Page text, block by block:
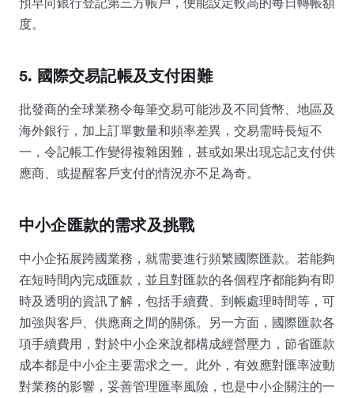
度。
5. 國際交易記帳及支付困難
批發商的全球業務令每筆交易可能涉及不同貨幣、地區及
海外銀行，加上訂單數量和頻率差異，交易需時長短不
一，令記帳工作變得複雜困難，甚或如果出現忘記支付供
應商、或提醒客戶支付的情況亦不足為奇。
中小企匯款的需求及挑戰
中小企拓展跨國業務，就需要進行頻繁國際匯款。若能夠
在短時間內完成匯款，並且對匯款的各個程序都能夠有即
時及透明的資訊了解，包括手續費、到帳處理時間等，可
加強與客戶、供應商之間的關係。另一方面，國際匯款各
項手續費用，對於中小企來說都構成經營壓力，節省匯款
成本都是中小企主要需求之一。此外，有效應對匯率波動
對業務的影響，妥善管理匯率風險，也是中小企關注的一